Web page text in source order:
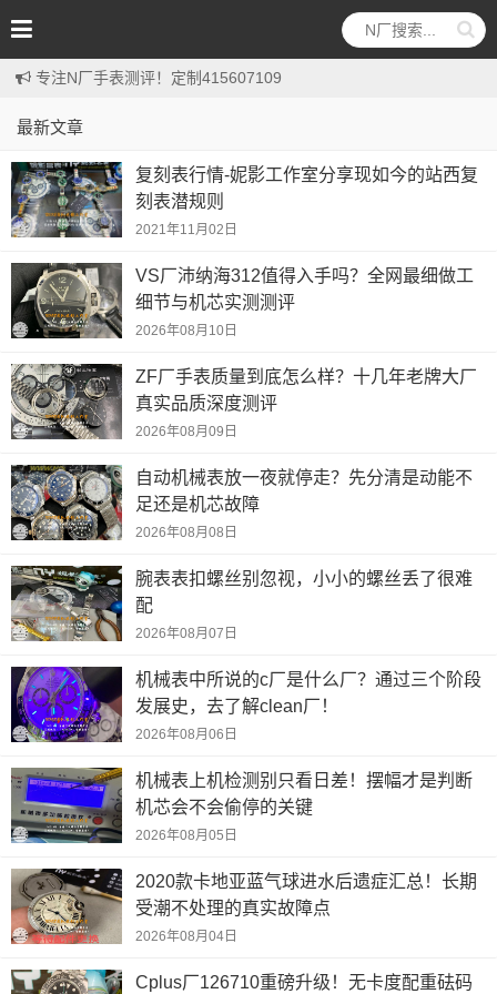
专注N厂手表测评！定制415607109
最新文章
复刻表行情-妮影工作室分享现如今的站西复
刻表潜规则
2021年11月02日
VS厂沛纳海312值得入手吗？全网最细做工
细节与机芯实测测评
2026年08月10日
ZF厂手表质量到底怎么样？十几年老牌大厂
真实品质深度测评
2026年08月09日
自动机械表放一夜就停走？先分清是动能不
足还是机芯故障
2026年08月08日
腕表表扣螺丝别忽视，小小的螺丝丢了很难
配
2026年08月07日
机械表中所说的c厂是什么厂？通过三个阶段
发展史，去了解clean厂！
2026年08月06日
机械表上机检测别只看日差！摆幅才是判断
机芯会不会偷停的关键
2026年08月05日
2020款卡地亚蓝气球进水后遗症汇总！长期
受潮不处理的真实故障点
2026年08月04日
Cplus厂126710重磅升级！无卡度配重砝码